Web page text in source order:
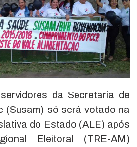
da Secretaria de
(Susam) só será votado na
do Estado (ALE) após
Eleitoral (TRE-AM)